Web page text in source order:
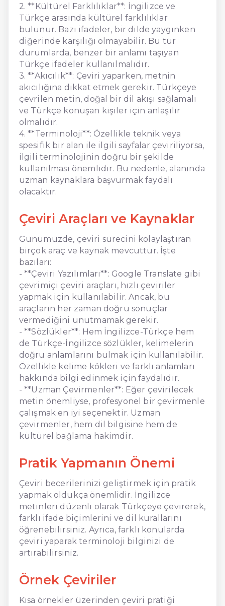
2. **Kültürel Farklılıklar**: İngilizce ve
Türkçe arasında kültürel farklılıklar
bulunur. Bazı ifadeler, bir dilde yaygınken
diğerinde karşılığı olmayabilir. Bu tür
durumlarda, benzer bir anlamı taşıyan
Türkçe ifadeler kullanılmalıdır.
3. **Akıcılık**: Çeviri yaparken, metnin
akıcılığına dikkat etmek gerekir. Türkçeye
çevrilen metin, doğal bir dil akışı sağlamalı
ve Türkçe konuşan kişiler için anlaşılır
olmalıdır.
4. **Terminoloji**: Özellikle teknik veya
spesifik bir alan ile ilgili sayfalar çeviriliyorsa,
ilgili terminolojinin doğru bir şekilde
kullanılması önemlidir. Bu nedenle, alanında
uzman kaynaklara başvurmak faydalı
olacaktır.
Çeviri Araçları ve Kaynaklar
Günümüzde, çeviri sürecini kolaylaştıran
birçok araç ve kaynak mevcuttur. İşte
bazıları:
- **Çeviri Yazılımları**: Google Translate gibi
çevrimiçi çeviri araçları, hızlı çeviriler
yapmak için kullanılabilir. Ancak, bu
araçların her zaman doğru sonuçlar
vermediğini unutmamak gerekir.
- **Sözlükler**: Hem İngilizce-Türkçe hem
de Türkçe-İngilizce sözlükler, kelimelerin
doğru anlamlarını bulmak için kullanılabilir.
Özellikle kelime kökleri ve farklı anlamları
hakkında bilgi edinmek için faydalıdır.
- **Uzman Çevirmenler**: Eğer çevirilecek
metin önemliyse, profesyonel bir çevirmenle
çalışmak en iyi seçenektir. Uzman
çevirmenler, hem dil bilgisine hem de
kültürel bağlama hakimdir.
Pratik Yapmanın Önemi
Çeviri becerilerinizi geliştirmek için pratik
yapmak oldukça önemlidir. İngilizce
metinleri düzenli olarak Türkçeye çevirerek,
farklı ifade biçimlerini ve dil kurallarını
öğrenebilirsiniz. Ayrıca, farklı konularda
çeviri yaparak terminoloji bilginizi de
artırabilirsiniz.
Örnek Çeviriler
Kısa örnekler üzerinden çeviri pratiği